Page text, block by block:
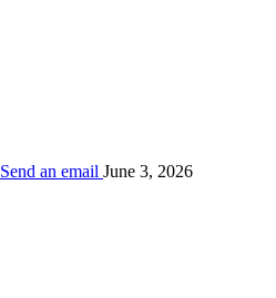
Send an email June 3, 2026